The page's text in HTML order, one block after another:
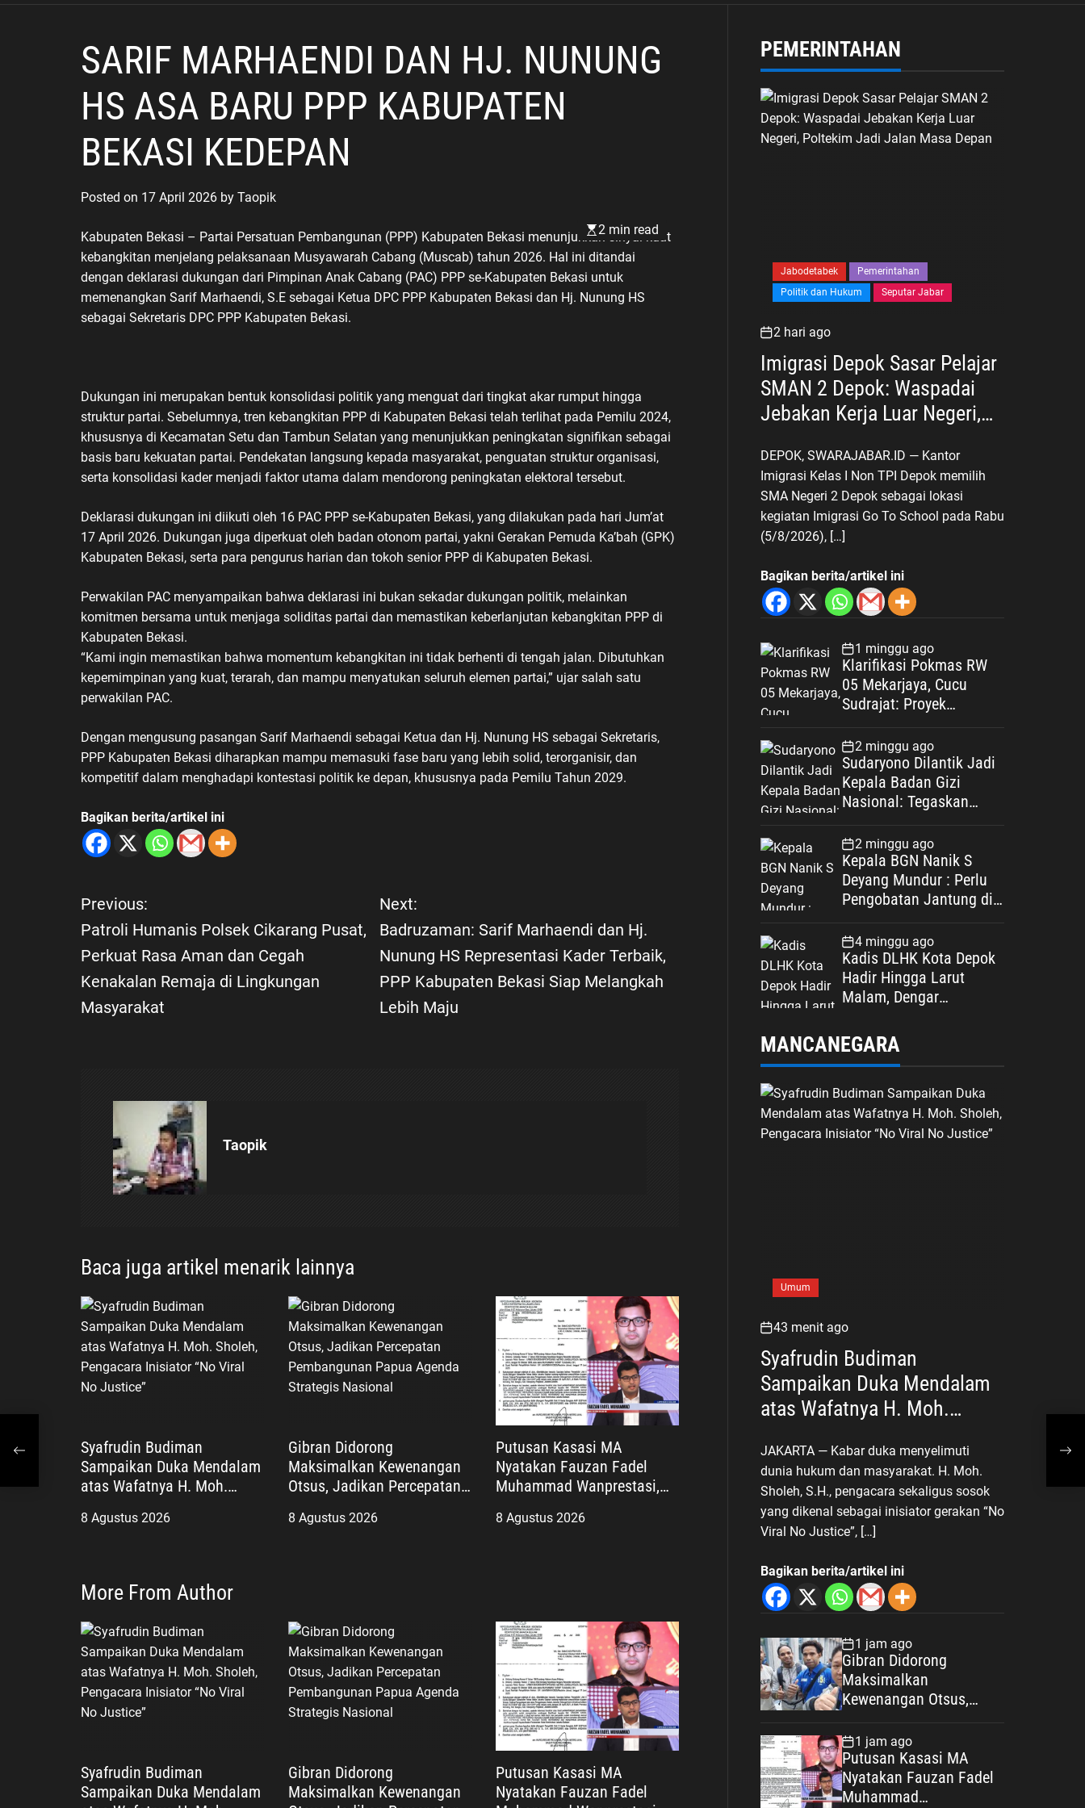
SARIF MARHAENDI DAN HJ. NUNUNG
HS ASA BARU PPP KABUPATEN
BEKASI KEDEPAN
Posted on 17 April 2026 by Taopik
2 min read
Kabupaten Bekasi – Partai Persatuan Pembangunan (PPP) Kabupaten Bekasi menunjukkan sinyal kuat
kebangkitan menjelang pelaksanaan Musyawarah Cabang (Muscab) tahun 2026. Hal ini ditandai
dengan deklarasi dukungan dari Pimpinan Anak Cabang (PAC) PPP se-Kabupaten Bekasi untuk
memenangkan Sarif Marhaendi, S.E sebagai Ketua DPC PPP Kabupaten Bekasi dan Hj. Nunung HS
sebagai Sekretaris DPC PPP Kabupaten Bekasi.
Dukungan ini merupakan bentuk konsolidasi politik yang menguat dari tingkat akar rumput hingga
struktur partai. Sebelumnya, tren kebangkitan PPP di Kabupaten Bekasi telah terlihat pada Pemilu 2024,
khususnya di Kecamatan Setu dan Tambun Selatan yang menunjukkan peningkatan signifikan sebagai
basis baru kekuatan partai. Pendekatan langsung kepada masyarakat, penguatan struktur organisasi,
serta konsolidasi kader menjadi faktor utama dalam mendorong peningkatan elektoral tersebut.
Deklarasi dukungan ini diikuti oleh 16 PAC PPP se-Kabupaten Bekasi, yang dilakukan pada hari Jum’at
17 April 2026. Dukungan juga diperkuat oleh badan otonom partai, yakni Gerakan Pemuda Ka’bah (GPK)
Kabupaten Bekasi, serta para pengurus harian dan tokoh senior PPP di Kabupaten Bekasi.
Perwakilan PAC menyampaikan bahwa deklarasi ini bukan sekadar dukungan politik, melainkan
komitmen bersama untuk menjaga soliditas partai dan memastikan keberlanjutan kebangkitan PPP di
Kabupaten Bekasi.
“Kami ingin memastikan bahwa momentum kebangkitan ini tidak berhenti di tengah jalan. Dibutuhkan
kepemimpinan yang kuat, terarah, dan mampu menyatukan seluruh elemen partai,” ujar salah satu
perwakilan PAC.
Dengan mengusung pasangan Sarif Marhaendi sebagai Ketua dan Hj. Nunung HS sebagai Sekretaris,
PPP Kabupaten Bekasi diharapkan mampu memasuki fase baru yang lebih solid, terorganisir, dan
kompetitif dalam menghadapi kontestasi politik ke depan, khususnya pada Pemilu Tahun 2029.
Bagikan berita/artikel ini
N
a
v
o
s
Previous:
Patroli Humanis Polsek Cikarang Pusat,
Perkuat Rasa Aman dan Cegah
Kenakalan Remaja di Lingkungan
Masyarakat
Next:
Badruzaman: Sarif Marhaendi dan Hj.
Nunung HS Representasi Kader Terbaik,
PPP Kabupaten Bekasi Siap Melangkah
Lebih Maju
Taopik
Baca juga artikel menarik lainnya
Syafrudin Budiman
Sampaikan Duka Mendalam
atas Wafatnya H. Moh.
“No Viral No Justice”
8 Agustus 2026
Gibran Didorong
Maksimalkan Kewenangan
Otsus, Jadikan Percepatan
Agenda Strategis Nasional
8 Agustus 2026
Putusan Kasasi MA
Nyatakan Fauzan Fadel
Muhammad Wanprestasi,
Disorot
8 Agustus 2026
More From Author
Syafrudin Budiman
Sampaikan Duka Mendalam
Gibran Didorong
Maksimalkan Kewenangan
Putusan Kasasi MA
Nyatakan Fauzan Fadel
PEMERINTAHAN
Jabodetabek
Pemerintahan
Politik dan Hukum
Seputar Jabar
2 hari ago
Imigrasi Depok Sasar Pelajar
SMAN 2 Depok: Waspadai
Jebakan Kerja Luar Negeri,
Depan
DEPOK, SWARAJABAR.ID — Kantor
Imigrasi Kelas I Non TPI Depok memilih
SMA Negeri 2 Depok sebagai lokasi
kegiatan Imigrasi Go To School pada Rabu
(5/8/2026), […]
Bagikan berita/artikel ini
1 minggu ago
Klarifikasi Pokmas RW
05 Mekarjaya, Cucu
Sudrajat: Proyek
Spesifikasi
2 minggu ago
Sudaryono Dilantik Jadi
Kepala Badan Gizi
Nasional: Tegaskan
Kepentingan
2 minggu ago
Kepala BGN Nanik S
Deyang Mundur : Perlu
Pengobatan Jantung di
4 minggu ago
Kadis DLHK Kota Depok
Hadir Hingga Larut
Malam, Dengar
Retribusi Sampah di
MANCANEGARA
Umum
43 menit ago
Syafrudin Budiman
Sampaikan Duka Mendalam
atas Wafatnya H. Moh.
“No Viral No Justice”
JAKARTA — Kabar duka menyelimuti
dunia hukum dan masyarakat. H. Moh.
Sholeh, S.H., pengacara sekaligus sosok
yang dikenal sebagai inisiator gerakan “No
Viral No Justice”, […]
Bagikan berita/artikel ini
1 jam ago
Gibran Didorong
Maksimalkan
Kewenangan Otsus,
Pembangunan Papua
Agenda Strategis
Nasional
1 jam ago
Putusan Kasasi MA
Nyatakan Fauzan Fadel
Muhammad